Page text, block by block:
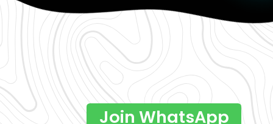
Join WhatsApp